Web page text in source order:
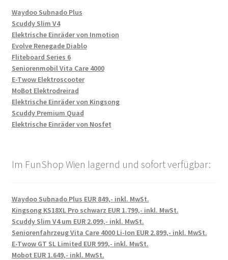
Waydoo Subnado Plus
Scuddy Slim V4
Elektrische Einräder von Inmotion
Evolve Renegade Diablo
Fliteboard Series 6
Seniorenmobil Vita Care 4000
E-Twow Elektroscooter
MoBot Elektrodreirad
Elektrische Einräder von Kingsong
Scuddy Premium Quad
Elektrische Einräder von Nosfet
Im FunShop Wien lagernd und sofort verfügbar:
Waydoo Subnado Plus EUR 849,- inkl. MwSt.
Kingsong KS18XL Pro schwarz EUR 1.799,- inkl. MwSt.
Scuddy Slim V4 um EUR 2.099,- inkl. MwSt.
Seniorenfahrzeug Vita Care 4000 Li-Ion EUR 2.899,- inkl. MwSt.
E-Twow GT SL Limited EUR 999,- inkl. MwSt.
Mobot EUR 1.649,- inkl. MwSt.